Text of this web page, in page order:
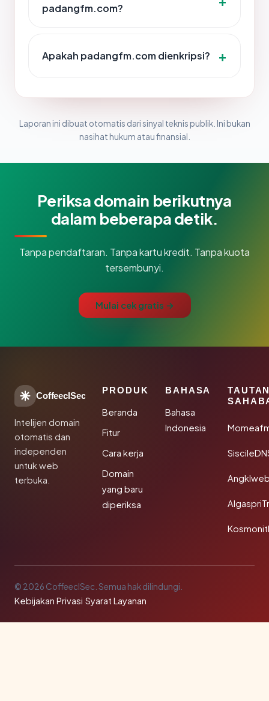
padangfm.com?
Apakah padangfm.com dienkripsi?
Laporan ini dibuat otomatis dari sinyal teknis publik. Ini bukan
nasihat hukum atau finansial.
Periksa domain berikutnya
dalam beberapa detik.
Tanpa pendaftaran. Tanpa kartu kredit. Tanpa kuota
tersembunyi.
Mulai cek gratis →
CoffeeclSec
Intelijen domain
otomatis dan
independen
untuk web
terbuka.
PRODUK
Beranda
Fitur
Cara kerja
Domain
yang baru
diperiksa
BAHASA
Bahasa
Indonesia
© 2026 CoffeeclSec. Semua hak dilindungi.
Kebijakan Privasi·Syarat Layanan